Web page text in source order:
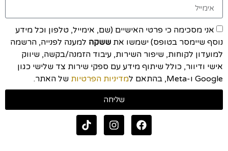
אני מסכימה כי פרטי האישיים (שם, אימייל, טלפון וכל מידע
נוסף שיימסר בטופס) ישמשו את ששקה למענה לפנייה, הרשמה
למועדון לקוחות, שיפור השירות, עיבוד הזמנה/בקשה, שיווק
אישי ודיוור, כולל שיתוף מידע עם ספקי שירות צד שלישי כגון
Google ו-Meta, בהתאם ל
מדיניות הפרטיות של האתר.
שליחה